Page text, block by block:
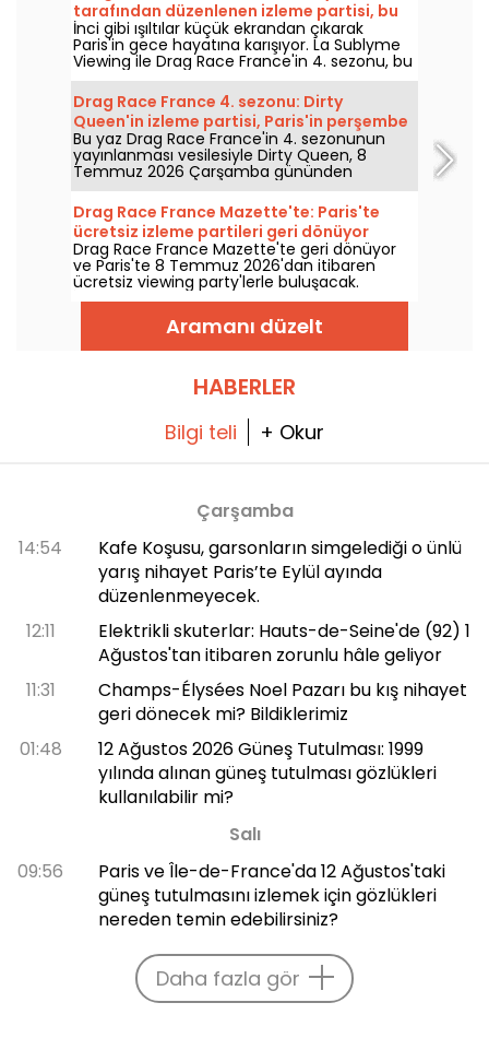
tarafından düzenlenen izleme partisi, bu
sezonun yarışmacısı Le Virage'ta
İnci gibi ışıltılar küçük ekrandan çıkarak
Paris'in gece hayatına karışıyor. La Sublyme
Viewing ile Drag Race France'in 4. sezonu, bu
yeni sezondan yarışmacı Sublyme'nin
yönettiği bir geceyle Virage'da sürüyor; her
hafta konuk kraliçelerle 8 Temmuz 2026'dan
itibaren.
Drag Race France 4. sezonu: Dirty
Queen'in izleme partisi, Paris'in perşembe
akşamlarını hareketlendiriyor
Bu yaz Drag Race France'in 4. sezonunun
yayınlanması vesilesiyle Dirty Queen, 8
Temmuz 2026 Çarşamba gününden
başlayarak her Perşembe gerçekleştirilecek
izleme partisine sizi davet ediyor. Programda
bölümün gösterimi, drag performansları ve
oyunlar var!
Drag Race France Mazette'te: Paris'te
ücretsiz izleme partileri geri dönüyor
Drag Race France Mazette'te geri dönüyor
ve Paris'te 8 Temmuz 2026'dan itibaren
ücretsiz viewing party'lerle buluşacak.
İçerikte: dev ekrandan yayın, drag şovlar,
canlı yorumlar, queer konuklar ve her
Perşembe renkli, festiv bir atmosfer.
Aramanı düzelt
HABERLER
Bilgi teli + Okur
Çarşamba
14:54
Kafe Koşusu, garsonların simgelediği o ünlü
yarış nihayet Paris’te Eylül ayında
düzenlenmeyecek.
12:11
Elektrikli skuterlar: Hauts-de-Seine'de (92) 1
Ağustos'tan itibaren zorunlu hâle geliyor
11:31
Champs-Élysées Noel Pazarı bu kış nihayet
geri dönecek mi? Bildiklerimiz
01:48
12 Ağustos 2026 Güneş Tutulması: 1999
yılında alınan güneş tutulması gözlükleri
kullanılabilir mi?
Salı
09:56
Paris ve Île-de-France'da 12 Ağustos'taki
güneş tutulmasını izlemek için gözlükleri
nereden temin edebilirsiniz?
Daha fazla gör